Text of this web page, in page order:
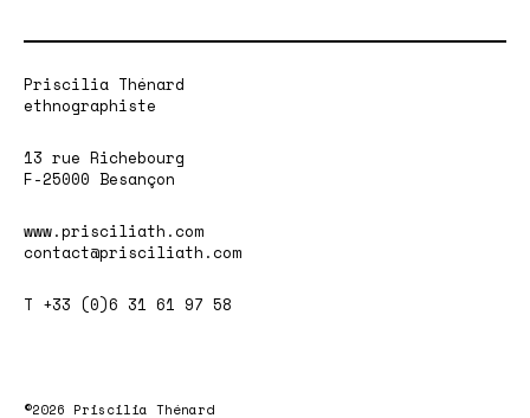
Priscilia Thénard
ethnographiste
13 rue Richebourg
F-25000 Besançon
www.prisciliath.com
contact@prisciliath.com
T +33 (0)6 31 61 97 58
©2026 Priscilia Thénard